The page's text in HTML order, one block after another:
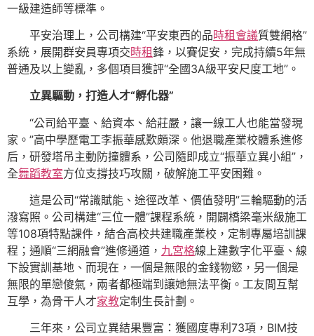
一級建造師等標準。
平安治理上，公司構建“平安東西的品時租會議質雙網格”
系統，展開群安員專項交時租鋒，以賽促安，完成持續5年無
普通及以上變亂，多個項目獲評“全國3A級平安尺度工地”。
立異驅動，打造人才“孵化器”
“公司給平臺、給資本、給莊嚴，讓一線工人也能當發現
家。”高中學歷電工李振華感歎頗深。他退職產業校體系進修
后，研發塔吊主動防撞體系，公司隨即成立“振華立異小組”，
全舞蹈教室方位支撐技巧攻關，破解施工平安困難。
這是公司“常識賦能、途徑改革、價值發明”三輪驅動的活
潑寫照。公司構建“三位一體”課程系統，開闢橋梁毫米級施工
等108項特點課件，結合高校共建職產業校，定制專屬培訓課
程；通順“三網融會”進修通道， 九宮格線上建數字化平臺、線
下設實訓基地、而現在，一個是無限的金錢物慾，另一個是
無限的單戀傻氣，兩者都極端到讓她無法平衡。工友間互幫
互學，為骨干人才家教定制生長計劃。
三年來，公司立異結果豐富：獲國度專利73項，BIM技